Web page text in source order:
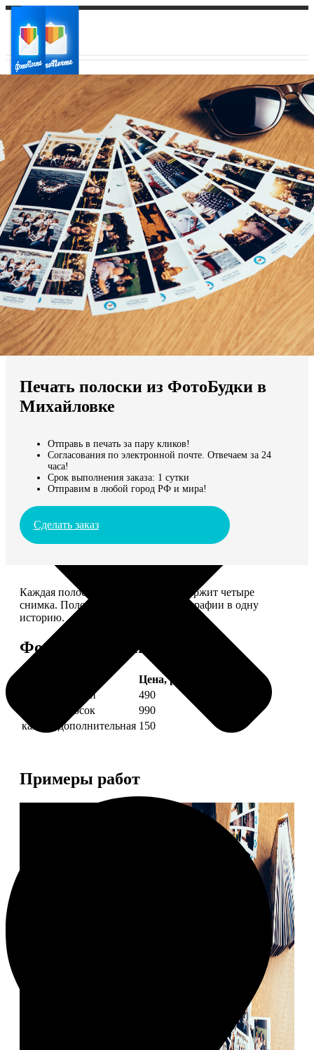
Ваш город:
Ваш регион доставки
Выберите из списка:
Мы доставляем по всему миру
Продолжить без города
Печать полоски из ФотоБудки в
Михайловке
Отправь в печать за пару кликов!
Согласования по электронной почте. Отвечаем за 24
часа!
Срок выполнения заказа: 1 сутки
Отправим в любой город РФ и мира!
Сделать заказ
Каждая полоска размером 5*20 содержит четыре
снимка. Полоски объединяют фотографии в одну
историю.
Форматы и цены
Цена, руб.
4 фото полоски
490
8 фото полосок
990
каждая дополнительная 150
Примеры работ